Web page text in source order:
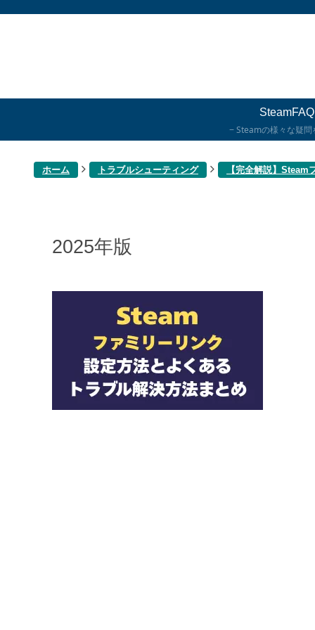
SteamFAQ
Steamの様々な疑問
ホーム トラブルシューティング 【完全解説】
2025年版